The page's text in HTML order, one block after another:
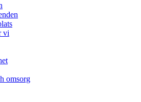
vi
omsorg